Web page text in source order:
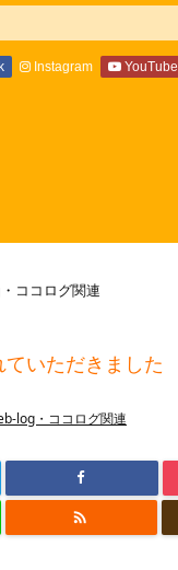
Instagram YouTube
ココログ関連
いただきました
log・ココログ関連
